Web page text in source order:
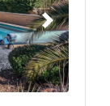
Suivant